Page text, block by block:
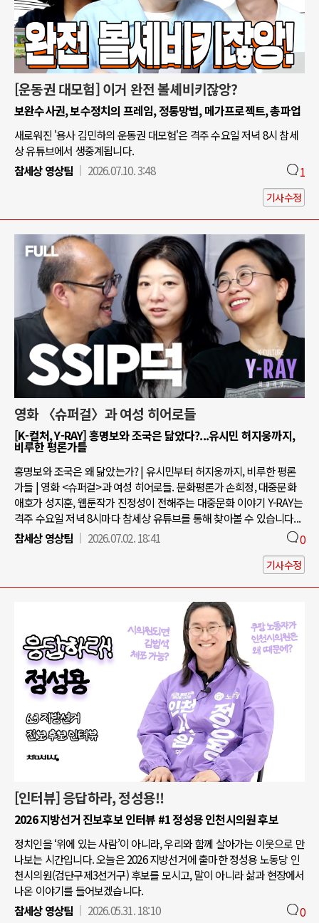
[운동권 대모험] 이거 완전 볼셰비키잖앙?
보완수사권, 보수정치의 프레임, 정통망법, 메가프로젝트, 총파업
새로워진 '용사 김민하의 운동권 대모험'은 격주 수요일 저녁 8시 참세
상 유튜브에서 생중계됩니다.
참세상 영상팀
2026.07.10. 3:48 1
기사수정
영화 〈슈퍼걸〉과 여성 히어로들
[K-컬처, Y-RAY] 홍명보와 조국은 닮았다?...유시민 허지웅까지,
비루한 평론가들
홍명보와 조국은 왜 닮았는가? | 유시민부터 허지웅까지, 비루한 평론
가들 | 영화 <슈퍼걸>과 여성 히어로들. 문화평론가 손희정, 대중문화
애호가 성지훈, 웹툰작가 진정성이 전해주는 대중문화 이야기 Y-RAY는
격주 수요일 저녁 8시마다 참세상 유튜브를 통해 찾아볼 수 있습니다...
참세상 영상팀
2026.07.02. 18:41 0
기사수정
[인터뷰] 응답하라, 정성용!!
2026 지방선거 진보후보 인터뷰 #1 정성용 인천시의원 후보
정치인을 ‘위에 있는 사람’이 아니라, 우리와 함께 살아가는 이웃으로 만
나보는 시간입니다. 오늘은 2026 지방선거에 출마한 정성용 노동당 인
천시의원(검단구제3선거구) 후보를 모시고, 말이 아니라 삶과 현장에서
나온 이야기를 들어보겠습니다.
참세상 영상팀
2026.05.31. 18:10 0